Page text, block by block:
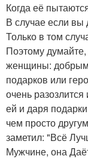
Когда её
В случае если вы
Только в том
Поэтому думайте,
женщины:
подарков или
очень разозлится
ей и даря
чем просто
заметил: "Всё
Мужчине, она